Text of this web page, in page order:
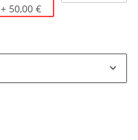
Mørk eg, olieret
+ 50,00 €